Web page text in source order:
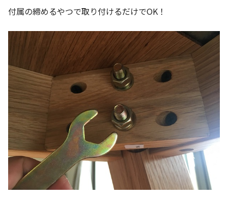
付属の締めるやつで取り付けるだけでOK！